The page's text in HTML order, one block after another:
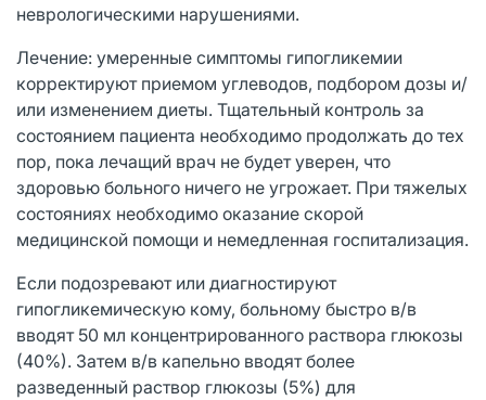
неврологическими нарушениями.
Лечение: умеренные симптомы гипогликемии
корректируют приемом углеводов, подбором дозы и/
или изменением диеты. Тщательный контроль за
состоянием пациента необходимо продолжать до тех
пор, пока лечащий врач не будет уверен, что
здоровью больного ничего не угрожает. При тяжелых
состояниях необходимо оказание скорой
медицинской помощи и немедленная госпитализация.
Если подозревают или диагностируют
гипогликемическую кому, больному быстро в/в
вводят 50 мл концентрированного раствора глюкозы
(40%). Затем в/в капельно вводят более
разведенный раствор глюкозы (5%) для